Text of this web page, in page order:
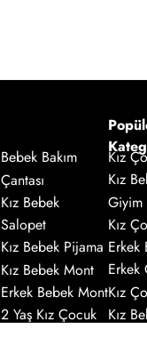
Bebek Bakım
Çantası
Kız Bebek
Salopet
Kız Bebek Pijama
Kız Bebek Mont
Erkek Bebek Mont
2 Yaş Kız Çocuk
Kız
Kız
Giyim
Kız
Erkek
Erkek
Kız
Kız